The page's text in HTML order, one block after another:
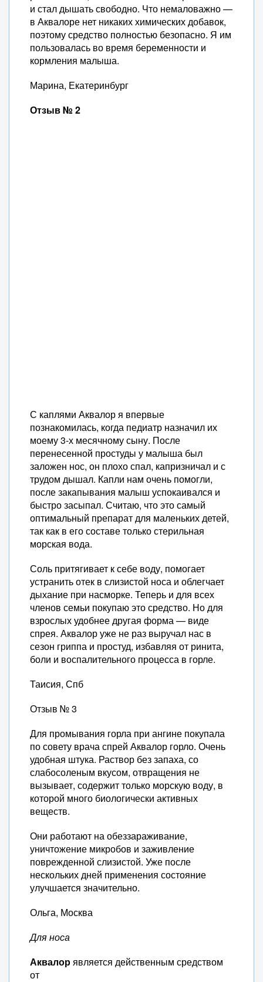
и стал дышать свободно. Что немаловажно —
в Аквалоре нет никаких химических добавок,
поэтому средство полностью безопасно. Я им
пользовалась во время беременности и
кормления малыша.
Марина, Екатеринбург
Отзыв № 2
С каплями Аквалор я впервые
познакомилась, когда педиатр назначил их
моему 3-х месячному сыну. После
перенесенной простуды у малыша был
заложен нос, он плохо спал, капризничал и с
трудом дышал. Капли нам очень помогли,
после закапывания малыш успокаивался и
быстро засыпал. Считаю, что это самый
оптимальный препарат для маленьких детей,
так как в его составе только стерильная
морская вода.
Соль притягивает к себе воду, помогает
устранить отек в слизистой носа и облегчает
дыхание при насморке. Теперь и для всех
членов семьи покупаю это средство. Но для
взрослых удобнее другая форма — виде
спрея. Аквалор уже не раз выручал нас в
сезон гриппа и простуд, избавляя от ринита,
боли и воспалительного процесса в горле.
Таисия, Спб
Отзыв № 3
Для промывания горла при ангине покупала
по совету врача спрей Аквалор горло. Очень
удобная штука. Раствор без запаха, со
слабосоленым вкусом, отвращения не
вызывает, содержит только морскую воду, в
которой много биологически активных
веществ.
Они работают на обеззараживание,
уничтожение микробов и заживление
поврежденной слизистой. Уже после
нескольких дней применения состояние
улучшается значительно.
Ольга, Москва
Для носа
Аквалорявляется действенным средством
от